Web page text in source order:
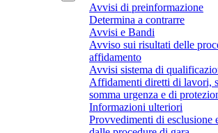
Avvisi di preinformazione
Determina a contrarre
Avvisi e Bandi
Avviso sui risultati delle
affidamento
Avvisi sistema di
Affidamenti diretti di lavori,
somma urgenza e di
Informazioni ulteriori
Provvedimenti di esclusione